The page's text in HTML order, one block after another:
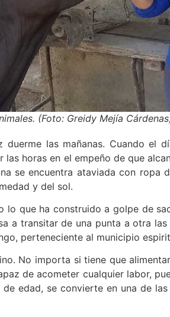
(Foto: Greidy Mejía
duerme las mañanas. Cuando el
horas en el empeño de que
se encuentra ataviada con ropa
y del sol.
lo que ha construido a golpe de
a transitar de una punta a otra
perteneciente al municipio
No importa si tiene que
de acometer cualquier labor,
edad, se convierte en una de